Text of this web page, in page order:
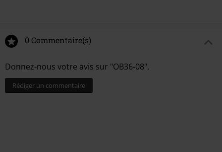
0 Commentaire(s)
Donnez-nous votre avis sur "OB36-08".
Rédiger un commentaire